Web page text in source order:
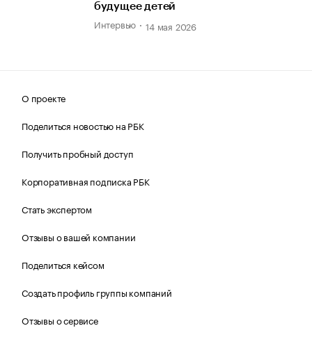
будущее детей
Интервью 14 мая 2026
О проекте
Поделиться новостью на РБК
Получить пробный доступ
Корпоративная подписка РБК
Стать экспертом
Отзывы о вашей компании
Поделиться кейсом
Создать профиль группы компаний
Отзывы о сервисе